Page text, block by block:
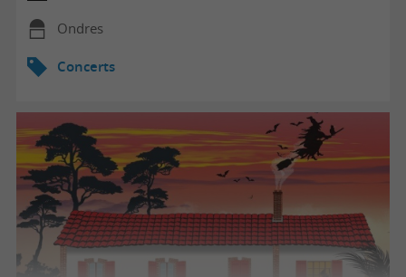
Ondres
Concerts